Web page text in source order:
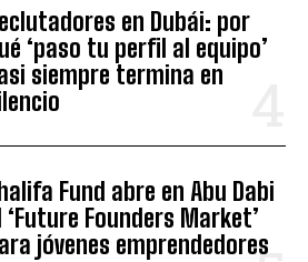
en Dubái: por
‘paso tu perfil al equipo’
siempre termina en
Fund abre en Abu Dabi
‘Future Founders Market’
jóvenes emprendedores